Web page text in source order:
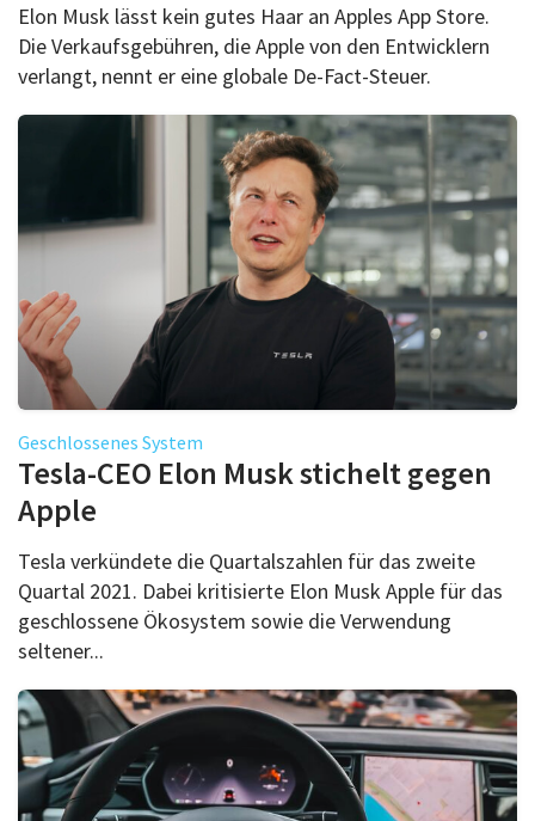
Elon Musk lässt kein gutes Haar an Apples App Store.
Die Verkaufsgebühren, die Apple von den Entwicklern
verlangt, nennt er eine globale De-Fact-Steuer.
Geschlossenes System
Tesla-CEO Elon Musk stichelt gegen
Apple
Tesla verkündete die Quartalszahlen für das zweite
Quartal 2021. Dabei kritisierte Elon Musk Apple für das
geschlossene Ökosystem sowie die Verwendung
seltener...